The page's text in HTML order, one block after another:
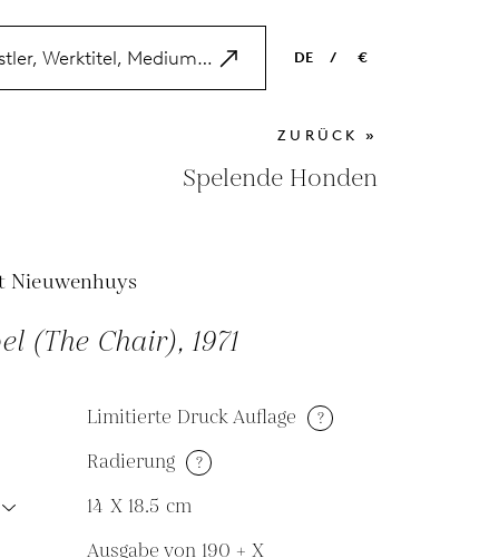
DE
NL
ES
/ €
EUR
GBP
ZURÜCK »
Spelende Honden
Nieuwenhuys
(The Chair), 1971
Limitierte Druck Auflage ?
Radierung ?
14 X 18.5 cm
Ausgabe von 190 + X